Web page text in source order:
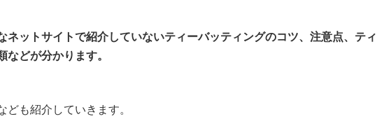
ネットサイトで紹介していないティーバッティングのコツ、注意点、ティ
どが分かります。
ども紹介していきます。